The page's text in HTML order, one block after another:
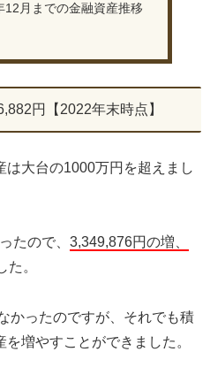
月までの金融資産推移
円【2022年末時点】
大台の1000万円を超えまし
たので、 3,349,876円の増、
た。
かったのですが、それでも積
増やすことができました。